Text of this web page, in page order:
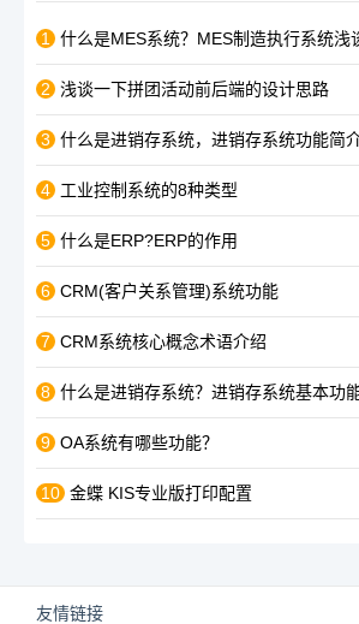
1 什么是MES系统？MES制造执行系统浅
2 浅谈一下拼团活动前后端的设计思路
3 什么是进销存系统，进销存系统功能简
4 工业控制系统的8种类型
5 什么是ERP?ERP的作用
6 CRM(客户关系管理)系统功能
7 CRM系统核心概念术语介绍
8 什么是进销存系统？进销存系统基本功
9 OA系统有哪些功能？
10 金蝶 KIS专业版打印配置
友情链接